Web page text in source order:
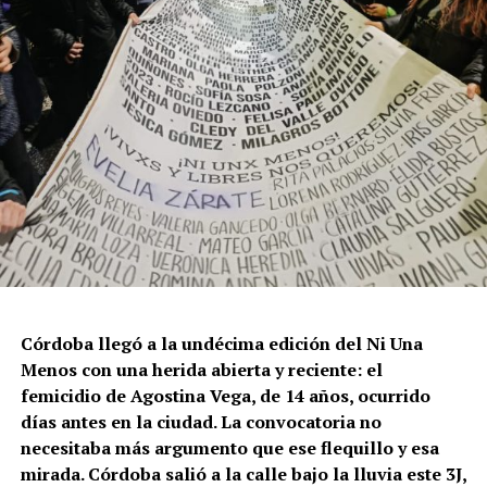
Córdoba llegó a la undécima edición del Ni Una
Menos con una herida abierta y reciente: el
femicidio de Agostina Vega, de 14 años, ocurrido
días antes en la ciudad. La convocatoria no
necesitaba más argumento que ese flequillo y esa
mirada. Córdoba salió a la calle bajo la lluvia este 3J,